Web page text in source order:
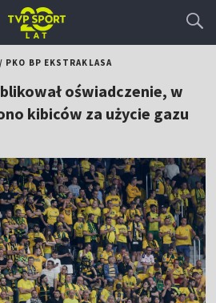
PKO BP EKSTRAKLASA
oświadczenie, w
kibiców za użycie gazu